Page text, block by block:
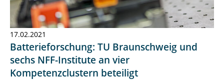
17.02.2021
Batterieforschung: TU Braunschweig und
sechs NFF-Institute an vier
Kompetenzclustern beteiligt